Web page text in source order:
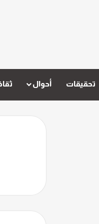
تحقيقات أحوال